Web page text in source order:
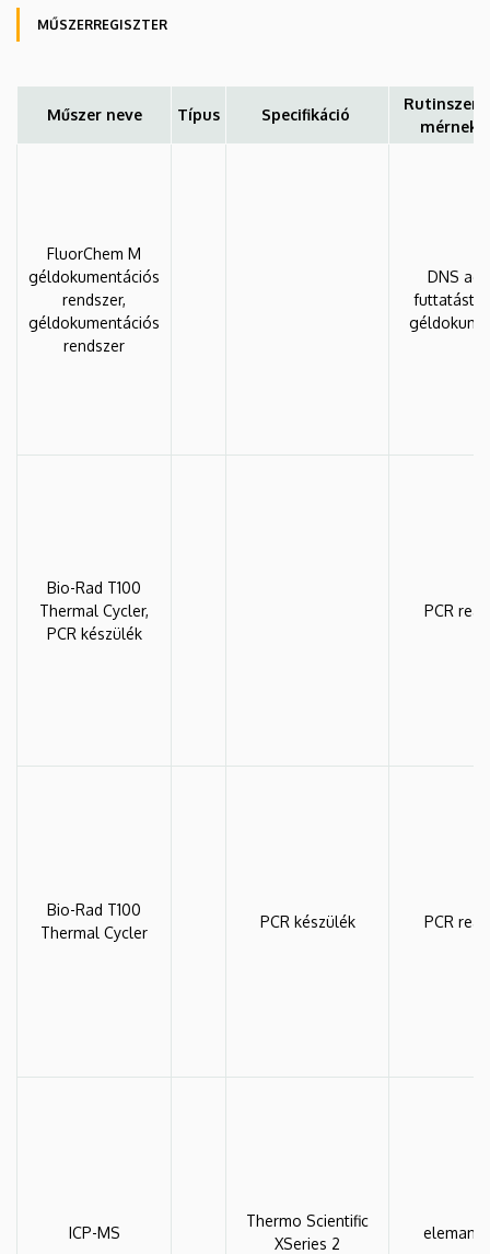
MŰSZERREGISZTER
Műszer neve Típus Specifikáció
mérnek
FluorChem M
géldokumentációs
rendszer,
géldokumentációs
rendszer
DNS
futtatást
Bio-Rad T100
Thermal Cycler,
PCR készülék
PCR
Bio-Rad T100
Thermal Cycler
PCR készülék PCR
ICP-MS
Thermo Scientific
XSeries 2